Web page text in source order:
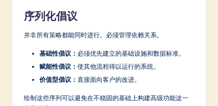
序列化倡议
并非所有策略都能同时进行。必须管理依赖关系。
基础性倡议： 必须优先建立的基础设施和数据标准。
赋能性倡议： 使其他流程得以运行的系统。
价值型倡议： 直接面向客户的改进。
绘制这些序列可以避免在不稳固的基础上构建高级功能这一